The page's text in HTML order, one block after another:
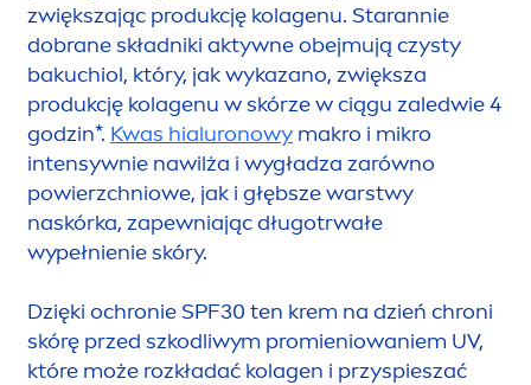
zwiększając produkcję kolagenu. Starannie
dobrane składniki aktywne obejmują czysty
bakuchiol, który, jak wykazano, zwiększa
produkcję kolagenu w skórze w ciągu zaledwie 4
godzin*. Kwas hialuronowy makro i mikro
intensywnie nawilża i wygładza zarówno
powierzchniowe, jak i głębsze warstwy
naskórka, zapewniając długotrwałe
wypełnienie skóry.
Dzięki ochronie SPF30 ten krem na dzień chroni
skórę przed szkodliwym promieniowaniem UV,
które może rozkładać kolagen i przyspieszać